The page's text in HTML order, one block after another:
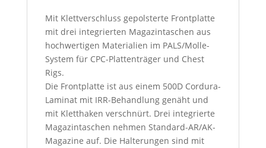
Mit Klettverschluss gepolsterte Frontplatte
mit drei integrierten Magazintaschen aus
hochwertigen Materialien im PALS/Molle-
System für CPC-Plattenträger und Chest
Rigs.
Die Frontplatte ist aus einem 500D Cordura-
Laminat mit IRR-Behandlung genäht und
mit Kletthaken verschnürt. Drei integrierte
Magazintaschen nehmen Standard-AR/AK-
Magazine auf. Die Halterungen sind mit